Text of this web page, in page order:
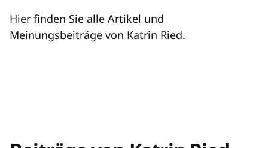
Hier finden Sie alle Artikel und
Meinungsbeiträge von Katrin Ried.